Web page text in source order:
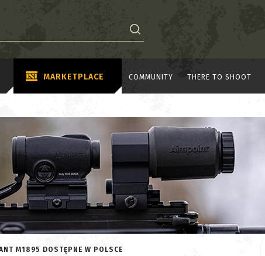
MARKETPLACE COMMUNITY THERE TO SHOOT
M1895 DOSTĘPNE W POLSCE